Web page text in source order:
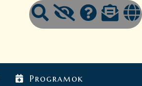
Programok